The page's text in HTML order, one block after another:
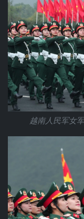
越南人民军女